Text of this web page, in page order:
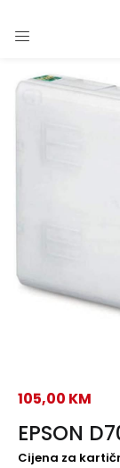
EPSON
105,00 KM
Cijena za